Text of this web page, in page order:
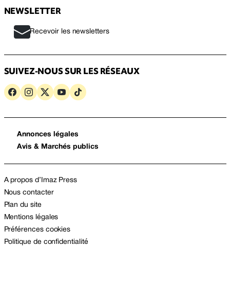
NEWSLETTER
Recevoir les newsletters
SUIVEZ-NOUS SUR LES RÉSEAUX
Annonces légales
Avis & Marchés publics
A propos d’Imaz Press
Nous contacter
Plan du site
Mentions légales
Préférences cookies
Politique de confidentialité